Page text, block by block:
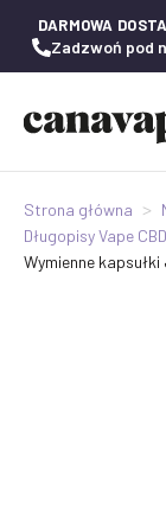
DARMOWA
Zadzwoń pod
Strona główna
Długopisy Vape
Wymienne kapsułki